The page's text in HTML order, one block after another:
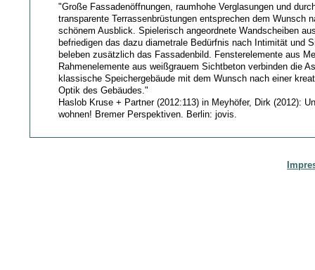
"Große Fassadenöffnungen, raumhohe Verglasungen und
transparente Terrassenbrüstungen entsprechen dem Wunsch
schönem Ausblick. Spielerisch angeordnete Wandscheiben
befriedigen das dazu diametrale Bedürfnis nach Intimität und
beleben zusätzlich das Fassadenbild. Fensterelemente aus
Rahmenelemente aus weißgrauem Sichtbeton verbinden die
klassische Speichergebäude mit dem Wunsch nach einer
Optik des Gebäudes."
Haslob Kruse + Partner (2012:113) in Meyhöfer, Dirk (2012):
wohnen! Bremer Perspektiven. Berlin: jovis.